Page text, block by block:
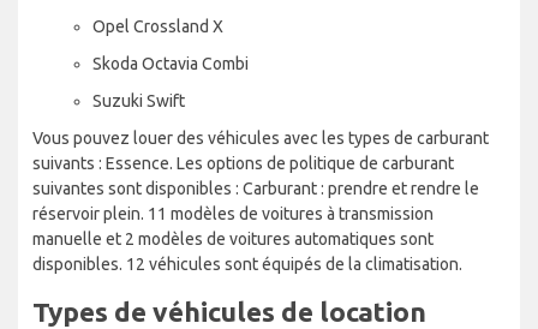
Opel Crossland X
Skoda Octavia Combi
Suzuki Swift
Vous pouvez louer des véhicules avec les types de carburant
suivants : Essence. Les options de politique de carburant
suivantes sont disponibles : Carburant : prendre et rendre le
réservoir plein. 11 modèles de voitures à transmission
manuelle et 2 modèles de voitures automatiques sont
disponibles. 12 véhicules sont équipés de la climatisation.
Types de véhicules de location